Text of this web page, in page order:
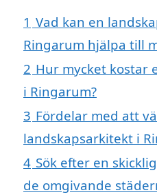
1 Vad kan en
Ringarum hjälpa till
2 Hur mycket kostar
i Ringarum?
3 Fördelar med att
landskapsarkitekt i
4 Sök efter en
de omgivande